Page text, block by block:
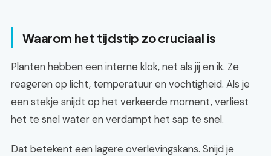
Waarom het tijdstip zo cruciaal is
Planten hebben een interne klok, net als jij en ik. Ze
reageren op licht, temperatuur en vochtigheid. Als je
een stekje snijdt op het verkeerde moment, verliest
het te snel water en verdampt het sap te snel.
Dat betekent een lagere overlevingskans. Snijd je